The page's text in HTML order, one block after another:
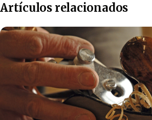
Artículos relacionados